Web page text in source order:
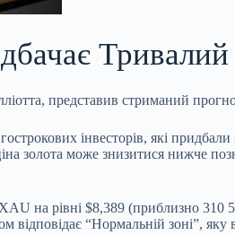
представив стриманий
інвесторів, які
золота може знизитися нижче
на рівні $8,389 (приблизно
“Нормальній зоні”, яку